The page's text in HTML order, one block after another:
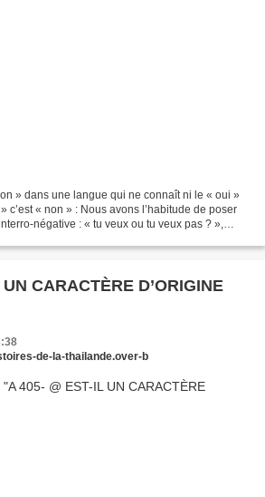
» dans une langue qui ne connaît ni le « oui »
c’est « non » : Nous avons l’habitude de poser
négative : « tu veux ou tu veux pas ? »,
de-la-thailande.over-b